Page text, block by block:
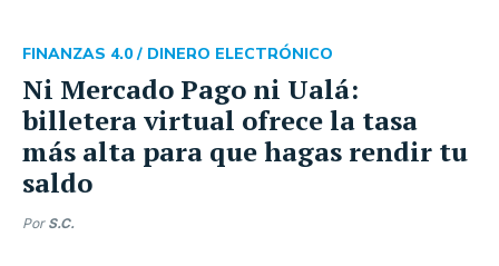
Ni Mercado Pago ni Ualá:
billetera virtual ofrece la tasa
más alta para que hagas rendir tu
saldo
FINANZAS 4.0 / DINERO ELECTRÓNICO
Por S.C.